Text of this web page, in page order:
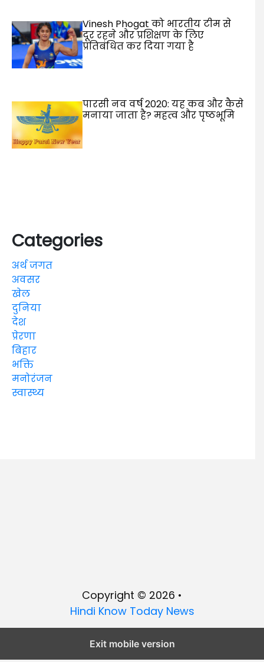
Vinesh Phogat को भारतीय टीम से
दूर रहने और प्रशिक्षण के लिए
प्रतिबंधित कर दिया गया है
पारसी नव वर्ष 2020: यह कब और कैसे
मनाया जाता है? महत्व और पृष्ठभूमि
Categories
अर्थ जगत
अवसर
खेल
दुनिया
देश
प्रेरणा
बिहार
भक्ति
मनोरंजन
स्वास्थ्य
Copyright © 2026 •
Hindi Know Today News
Exit mobile version